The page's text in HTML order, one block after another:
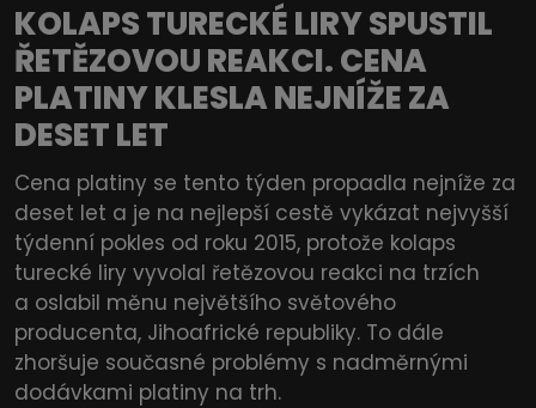
KOLAPS TURECKÉ LIRY SPUSTIL
ŘETĚZOVOU REAKCI. CENA
PLATINY KLESLA NEJNÍŽE ZA
DESET LET
Cena platiny se tento týden propadla nejníže za
deset let a je na nejlepší cestě vykázat nejvyšší
týdenní pokles od roku 2015, protože kolaps
turecké liry vyvolal řetězovou reakci na trzích
a oslabil měnu největšího světového
producenta, Jihoafrické republiky. To dále
zhoršuje současné problémy s nadměrnými
dodávkami platiny na trh.